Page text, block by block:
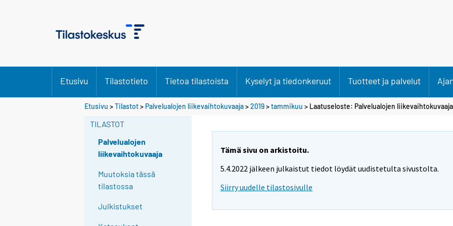
Etusivu Tilastotieto Tietoa tilastoista Kyselyt ja tiedonkeruut Tuotteet ja palvelut
Etusivu >Tilastot> Palvelualojen liikevaihtokuvaaja>2019>tammikuu > Laatuseloste: Palvelualojen liikevaihtokuvaaja
TILASTOT
Palvelualojen
liikevaihtokuvaaja
Muutoksia tässä
tilastossa
Julkistukset
Tämä sivu on arkistoitu.
5.4.2022 jälkeen julkaistut tiedot löydät uudistetulta sivustolta.
Siirry uudelle tilastosivulle
Y
Y